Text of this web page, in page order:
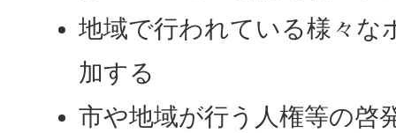
地域で行われている様々な
加する
市や地域が行う人権等の啓